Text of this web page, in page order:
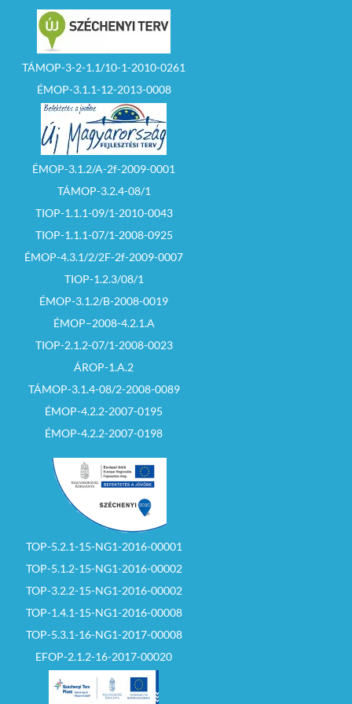
TÁMOP-3-2-1.1/10-1-2010-0261
ÉMOP-3.1.1-12-2013-0008
ÉMOP-3.1.2/A-2f-2009-0001
TÁMOP-3.2.4-08/1
TIOP-1.1.1-09/1-2010-0043
TIOP-1.1.1-07/1-2008-0925
ÉMOP-4.3.1/2/2F-2f-2009-0007
TIOP-1.2.3/08/1
ÉMOP-3.1.2/B-2008-0019
ÉMOP–2008-4.2.1.A
TIOP-2.1.2-07/1-2008-0023
ÁROP-1.A.2
TÁMOP-3.1.4-08/2-2008-0089
ÉMOP-4.2.2-2007-0195
ÉMOP-4.2.2-2007-0198
TOP-5.2.1-15-NG1-2016-00001
TOP-5.1.2-15-NG1-2016-00002
TOP-3.2.2-15-NG1-2016-00002
TOP-1.4.1-15-NG1-2016-00008
TOP-5.3.1-16-NG1-2017-00008
EFOP-2.1.2-16-2017-00020